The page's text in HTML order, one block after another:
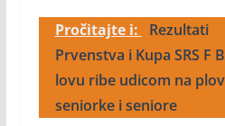
Pročitajte i:
Rezultati
Prvenstva i Kupa SRS F
lovu ribe udicom na
seniorke i seniore